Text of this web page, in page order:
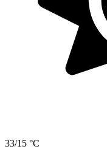
33/15 °C